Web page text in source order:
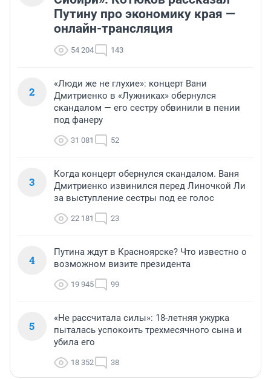
Путину про экономику края —
онлайн-трансляция
54 204 143
2
«Люди же не глухие»: концерт Вани
Дмитриенко в «Лужниках» обернулся
скандалом — его сестру обвинили в пении
под фанеру
31 081 52
3
Когда концерт обернулся скандалом. Ваня
Дмитриенко извинился перед Линочкой Ли
за выступление сестры под ее голос
22 181 23
4
Путина ждут в Красноярске? Что известно о
возможном визите президента
19 945 99
5
«Не рассчитала силы»: 18-летняя ужурка
пыталась успокоить трехмесячного сына и
убила его
18 352 38